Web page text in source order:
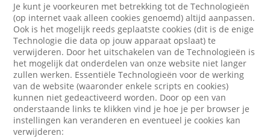
Je kunt je voorkeuren met betrekking tot de Technologieën
(op internet vaak alleen cookies genoemd) altijd aanpassen.
Ook is het mogelijk reeds geplaatste cookies (dit is de enige
Technologie die data op jouw apparaat opslaat) te
verwijderen. Door het uitschakelen van de Technologieën is
het mogelijk dat onderdelen van onze website niet langer
zullen werken. Essentiële Technologieën voor de werking
van de website (waaronder enkele scripts en cookies)
kunnen niet gedeactiveerd worden. Door op een van
onderstaande links te klikken vind je hoe je per browser je
instellingen kan veranderen en eventueel je cookies kan
verwijderen: